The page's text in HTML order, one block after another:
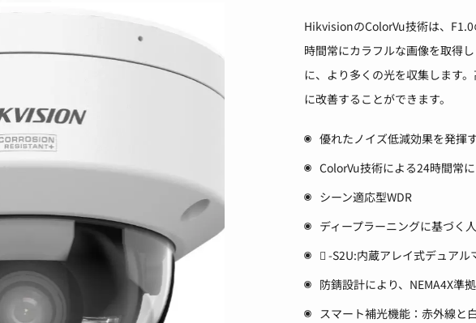
HikvisionのColorVu技術は、
時間常にカラフルな画像を取得
に、より多くの光を収集します
に改善することができます。
優れたノイズ低減効果を発揮
ColorVu技術による24時間常
シーン適応型WDR
ディープラーニングに基づく
 -S2U:内蔵アレイ式デュア
防錆設計により、NEMA4X準
スマート補光機能：赤外線と